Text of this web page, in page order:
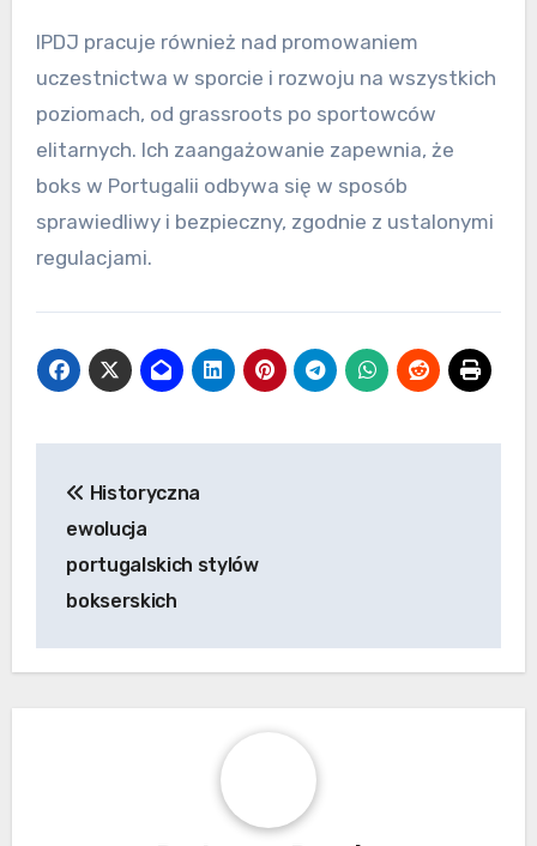
Portugalska Federacja Boksu jest głównym
programów szkoleniowych oraz zapewnienie, że
klubami i trenerami, aby promować boks i
rozwijać talenty w całym kraju. Zapewniają
zasoby i wsparcie dla sportowców, w tym
Krajowy Instytut Sportu
(IPDJ)
polityk sportowych i zapewnia, że wszystkie
działalności sportowe są zgodne z normami
prawnymi i bezpieczeństwa.